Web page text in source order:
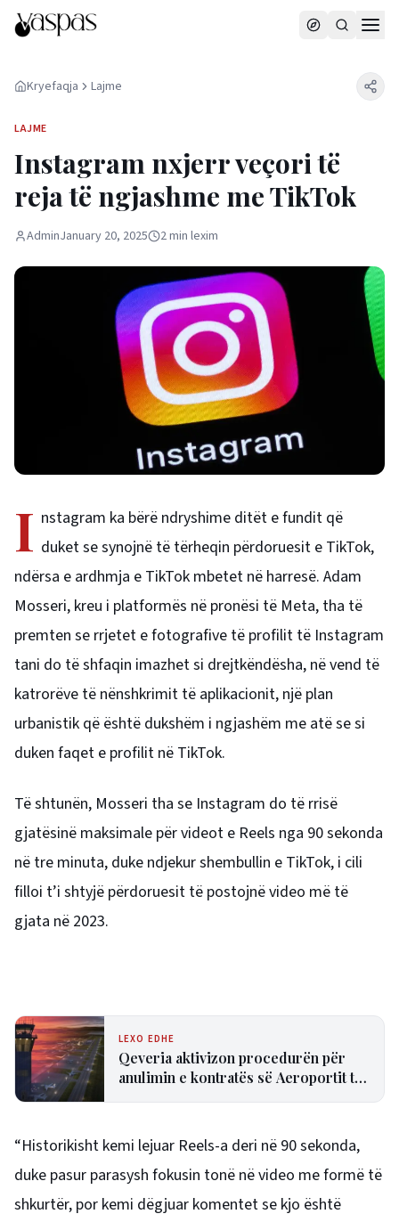
Kryefaqja Lajme
LAJME
Instagram nxjerr veçori të
reja të ngjashme me TikTok
AdminJanuary 20, 2025 2min lexim
I nstagram ka bërë ndryshime ditët e fundit që
duket se synojnë të tërheqin përdoruesit e TikTok,
ndërsa e ardhmja e TikTok mbetet në harresë. Adam
Mosseri, kreu i platformës në pronësi të Meta, tha të
premten se rrjetet e fotografive të profilit të Instagram
tani do të shfaqin imazhet si drejtkëndësha, në vend të
katrorëve të nënshkrimit të aplikacionit, një plan
urbanistik që është dukshëm i ngjashëm me atë se si
duken faqet e profilit në TikTok.
Të shtunën, Mosseri tha se Instagram do të rrisë
gjatësinë maksimale për videot e Reels nga 90 sekonda
në tre minuta, duke ndjekur shembullin e TikTok, i cili
filloi t’i shtyjë përdoruesit të postojnëvideo më të
gjata në 2023.
LEXO EDHE
Qeveria aktivizon procedurën për
anulimin e kontratës së Aeroportit të
“Historikisht kemi lejuar Reels-a deri në 90 sekonda,
duke pasur parasysh fokusin tonë në video me formë të
shkurtër, por kemi dëgjuar komentet se kjo është